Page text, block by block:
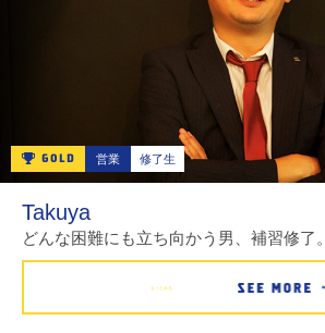
営業 修了生
Takuya
どんな困難にも立ち向かう男、補習修了。
もっとみる